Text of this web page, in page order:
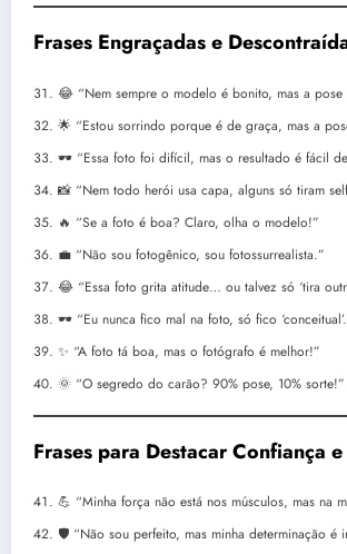
Frases Engraçadas e
😂 “Nem sempre o modelo é bonito, mas a pose
🌟 “Estou sorrindo porque é de graça, mas a
🕶️ “Essa foto foi difícil, mas o resultado é fácil
📸 “Nem todo herói usa capa, alguns só tiram
🔥 “Se a foto é boa? Claro, olha o modelo!”
💼 “Não sou fotogênico, sou fotossurrealista.”
😂 “Essa foto grita atitude… ou talvez só ‘tira
🕶️ “Eu nunca fico mal na foto, só fico
✨ “A foto tá boa, mas o fotógrafo é melhor!”
🌞 “O segredo do carão? 90% pose, 10% sorte!”
Frases para Destacar Confiança
💪 “Minha força não está nos músculos, mas na
🛡️ “Não sou perfeito, mas minha determinação é